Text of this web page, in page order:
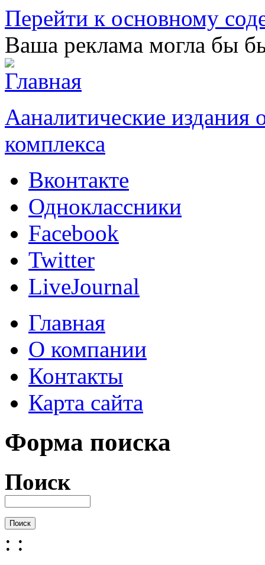
Перейти к основному
Ваша реклама могла бы
Ааналитические
комплекса
Вконтакте
Одноклассники
Facebook
Twitter
LiveJournal
Главная
О компании
Контакты
Карта сайта
Форма поиска
Поиск
: :